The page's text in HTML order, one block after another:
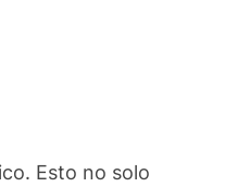
Esto no solo